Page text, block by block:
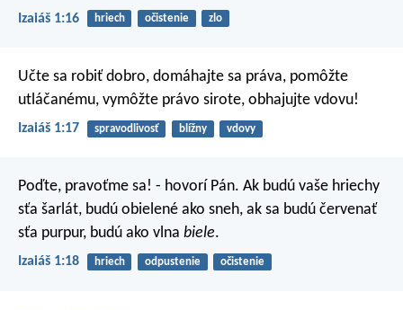
Izaiáš 1:16 hriech očistenie zlo
Učte sa robiť dobro, domáhajte sa práva, pomôžte
utláčanému, vymôžte právo sirote, obhajujte vdovu!
Izaiáš 1:17 spravodlivosť blížny vdovy
Poďte, pravoťme sa! - hovorí Pán. Ak budú vaše hriechy
sťa šarlát, budú obielené ako sneh, ak sa budú červenať
sťa purpur, budú ako vlna biele.
Izaiáš 1:18 hriech odpustenie očistenie